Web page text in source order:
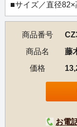
■サイズ／直径82×
商品番号
商品名
藤
価格
お電